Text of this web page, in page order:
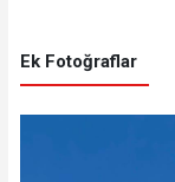
Ek Fotoğraflar